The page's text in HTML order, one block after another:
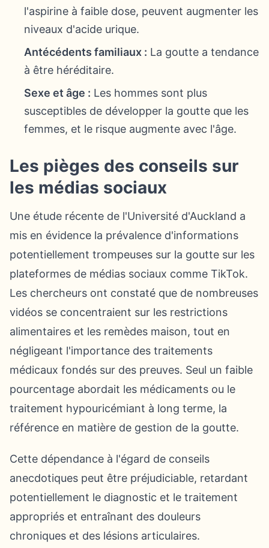
l'aspirine à faible dose, peuvent augmenter les
niveaux d'acide urique.
Antécédents familiaux : La goutte a tendance
à être héréditaire.
Sexe et âge : Les hommes sont plus
susceptibles de développer la goutte que les
femmes, et le risque augmente avec l'âge.
Les pièges des conseils sur
les médias sociaux
Une étude récente de l'Université d'Auckland a
mis en évidence la prévalence d'informations
potentiellement trompeuses sur la goutte sur les
plateformes de médias sociaux comme TikTok.
Les chercheurs ont constaté que de nombreuses
vidéos se concentraient sur les restrictions
alimentaires et les remèdes maison, tout en
négligeant l'importance des traitements
médicaux fondés sur des preuves. Seul un faible
pourcentage abordait les médicaments ou le
traitement hypouricémiant à long terme, la
référence en matière de gestion de la goutte.
Cette dépendance à l'égard de conseils
anecdotiques peut être préjudiciable, retardant
potentiellement le diagnostic et le traitement
appropriés et entraînant des douleurs
chroniques et des lésions articulaires.